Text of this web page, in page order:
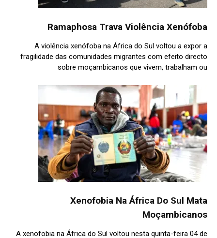
Ramaphosa Trava Violência Xenófoba
A violência xenófoba na África do Sul voltou a expor a
fragilidade das comunidades migrantes com efeito directo
sobre moçambicanos que vivem, trabalham ou
Xenofobia Na África Do Sul Mata
Moçambicanos
A xenofobia na África do Sul voltou nesta quinta-feira 04 de